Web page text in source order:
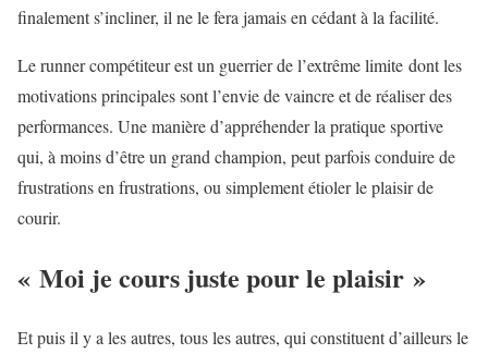
finalement s’incliner, il ne le fera jamais en cédant à la facilité.
Le runner compétiteur est un guerrier de l’extrême limite dont les
motivations principales sont l’envie de vaincre et de réaliser des
performances. Une manière d’appréhender la pratique sportive
qui, à moins d’être un grand champion, peut parfois conduire de
frustrations en frustrations, ou simplement étioler le plaisir de
courir.
« Moi je cours juste pour le plaisir »
Et puis il y a les autres, tous les autres, qui constituent d’ailleurs le